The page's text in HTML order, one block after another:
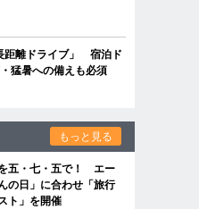
距離ドライブ」 宿泊ド
猛暑への備えも必須
もっと見る
五・七・五で！ エー
の日」に合わせ「旅行
ト」を開催